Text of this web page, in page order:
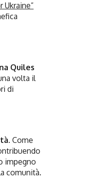
Ukraine”
Quiles
volta il
di
. Come
impegno
comunità.